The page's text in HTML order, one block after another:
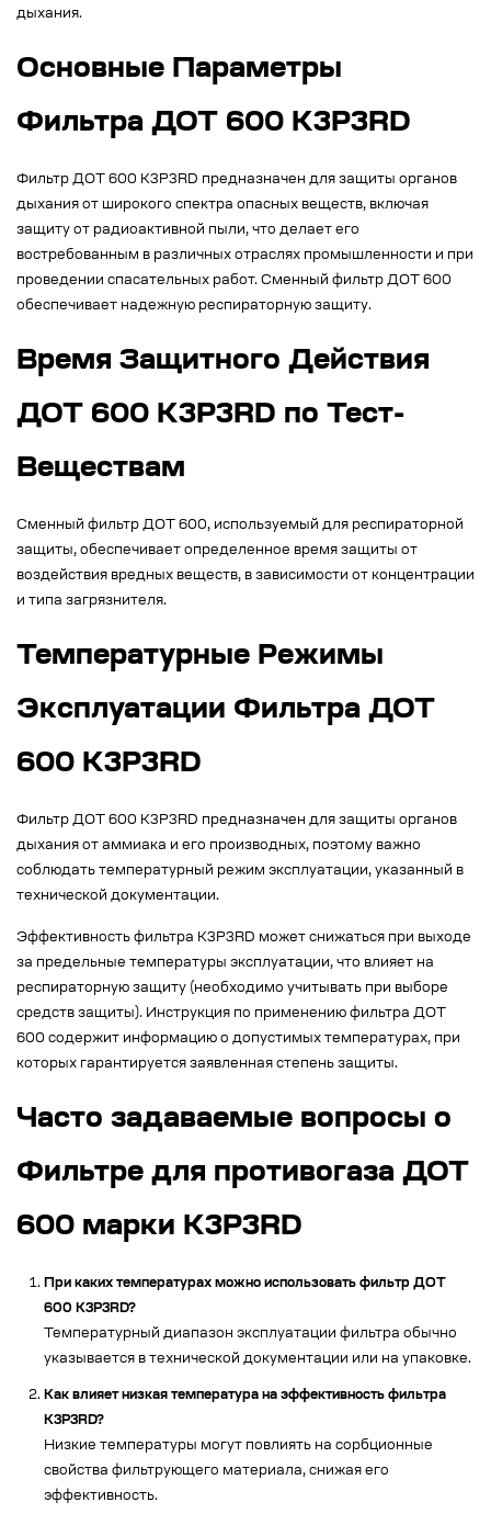
дыхания.
Основные Параметры
Фильтра ДОТ 600 К3Р3RD
Фильтр ДОТ 600 К3Р3RD предназначен для защиты органов
дыхания от широкого спектра опасных веществ, включая
защиту от радиоактивной пыли, что делает его
востребованным в различных отраслях промышленности и при
проведении спасательных работ. Сменный фильтр ДОТ 600
обеспечивает надежную респираторную защиту.
Время Защитного Действия
ДОТ 600 К3Р3RD по Тест-
Веществам
Сменный фильтр ДОТ 600, используемый для респираторной
защиты, обеспечивает определенное время защиты от
воздействия вредных веществ, в зависимости от концентрации
и типа загрязнителя.
Температурные Режимы
Эксплуатации Фильтра ДОТ
600 К3Р3RD
Фильтр ДОТ 600 К3Р3RD предназначен для защиты органов
дыхания от аммиака и его производных, поэтому важно
соблюдать температурный режим эксплуатации, указанный в
технической документации.
Эффективность фильтра К3Р3RD может снижаться при выходе
за предельные температуры эксплуатации, что влияет на
респираторную защиту (необходимо учитывать при выборе
средств защиты). Инструкция по применению фильтра ДОТ
600 содержит информацию о допустимых температурах, при
которых гарантируется заявленная степень защиты.
Часто задаваемые вопросы о
Фильтре для противогаза ДОТ
600 марки К3Р3RD
При каких температурах можно использовать фильтр ДОТ
600 К3Р3RD?
Температурный диапазон эксплуатации фильтра обычно
указывается в технической документации или на упаковке.
Как влияет низкая температура на эффективность фильтра
К3Р3RD?
Низкие температуры могут повлиять на сорбционные
свойства фильтрующего материала, снижая его
эффективность.